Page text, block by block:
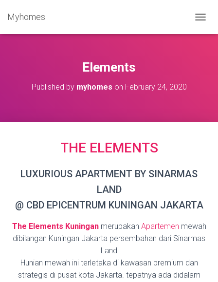
Myhomes
O
Elements
Published by myhomes on February 24, 2020
THE ELEMENTS
LUXURIOUS APARTMENT BY SINARMAS
LAND
@ CBD EPICENTRUM KUNINGAN JAKARTA
The Elements Kuninganmerupakan Apartemen mewah
dibilangan Kuningan Jakarta persembahan dari Sinarmas
Land
Hunian mewah ini terletaka di kawasan premium dan
strategis di pusat kota Jakarta. tepatnya ada didalam